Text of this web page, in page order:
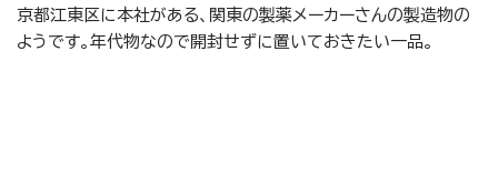
京都江東区に本社がある、関東の製薬メーカーさんの製造物の
ようです。年代物なので開封せずに置いておきたい一品。